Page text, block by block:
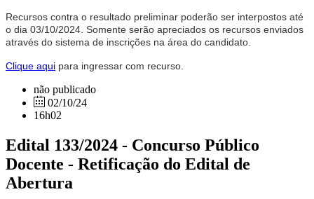
Recursos contra o resultado preliminar poderão ser interpostos até
o dia 03/10/2024. Somente serão apreciados os recursos enviados
através do sistema de inscrições na área do candidato.
Clique aqui para ingressar com recurso.
não publicado
02/10/24
16h02
Edital 133/2024 - Concurso Público
Docente - Retificação do Edital de
Abertura